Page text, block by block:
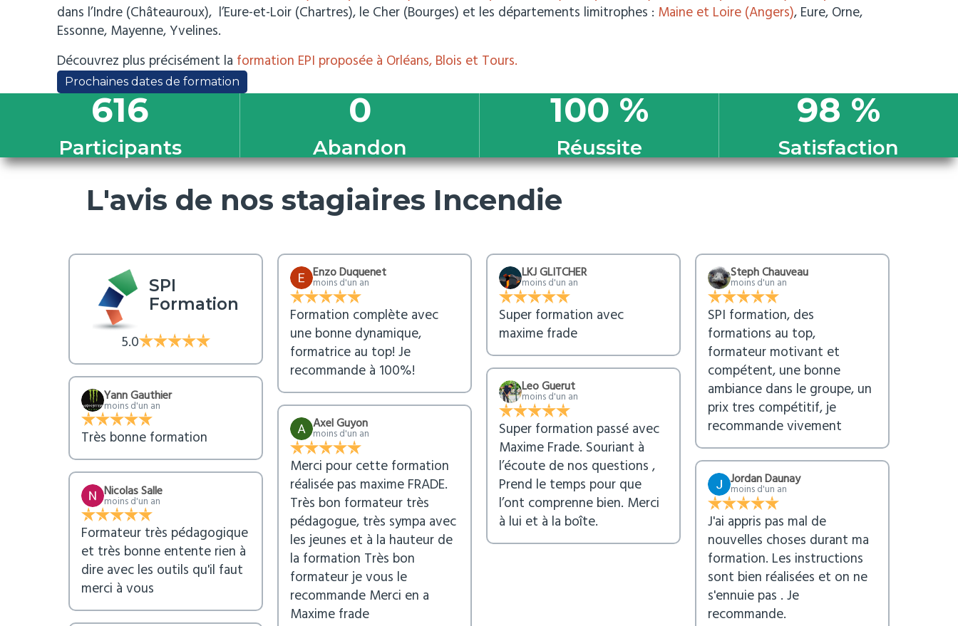
dans l’Indre (Châteauroux), l’Eure-et-Loir (Chartres), le Cher (Bourges) et les départements limitrophes : Maine et Loire (Angers), Eure, Orne,
Essonne, Mayenne, Yvelines.
Découvrez plus précisément la formation EPI proposée à Orléans, Blois et Tours.
Prochaines dates de formation
616
Participants
0
Abandon
100 %
Réussite
98 %
Satisfaction
L'avis de nos stagiaires Incendie
SPI
Formation
5.0
Yann Gauthier
moins d'un an
Très bonne formation
Nicolas Salle
moins d'un an
Formateur très pédagogique
et très bonne entente rien à
dire avec les outils qu'il faut
merci à vous
Enzo Duquenet
moins d'un an
Formation complète avec
une bonne dynamique,
formatrice au top! Je
recommande à 100%!
Axel Guyon
moins d'un an
Merci pour cette formation
réalisée pas maxime FRADE.
Très bon formateur très
pédagogue, très sympa avec
les jeunes et à la hauteur de
la formation Très bon
formateur je vous le
recommande Merci en a
Maxime frade
LKJ GLITCHER
moins d'un an
Super formation avec
maxime frade
Leo Guerut
moins d'un an
Super formation passé avec
Maxime Frade. Souriant à
l’écoute de nos questions ,
Prend le temps pour que
l’ont comprenne bien. Merci
à lui et à la boîte.
Steph Chauveau
moins d'un an
SPI formation, des
formations au top,
formateur motivant et
compétent, une bonne
ambiance dans le groupe, un
prix tres compétitif, je
recommande vivement
Jordan Daunay
moins d'un an
J'ai appris pas mal de
nouvelles choses durant ma
formation. Les instructions
sont bien réalisées et on ne
s'ennuie pas . Je
recommande.